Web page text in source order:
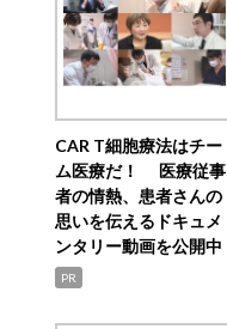
CAR T細胞療法はチー
ム医療だ！ 医療従事
者の情熱、患者さんの
思いを伝えるドキュメ
ンタリー動画を公開中
PR